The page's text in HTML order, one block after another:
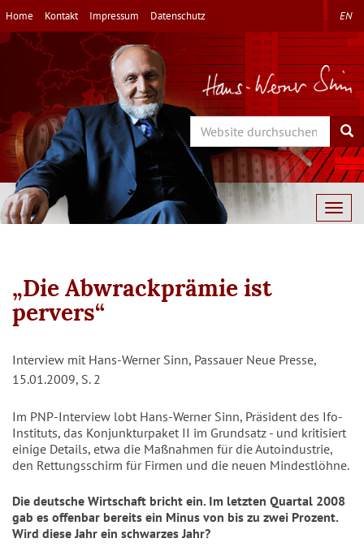
Direkt
zum
Inhalt
Home Kontakt Impressum Datenschutz EN
Search
„Die Abwrackprämie ist
pervers“
Interview mit Hans-Werner Sinn, Passauer Neue Presse,
15.01.2009, S. 2
Im PNP-Interview lobt Hans-Werner Sinn, Präsident des Ifo-
Instituts, das Konjunkturpaket II im Grundsatz - und kritisiert
einige Details, etwa die Maßnahmen für die Autoindustrie,
den Rettungsschirm für Firmen und die neuen Mindestlöhne.
Die deutsche Wirtschaft bricht ein. Im letzten Quartal 2008
gab es offenbar bereits ein Minus von bis zu zwei Prozent.
Wird diese Jahr ein schwarzes Jahr?